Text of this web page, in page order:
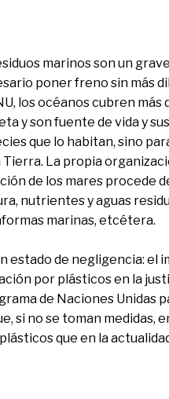
marinos son un
poner freno sin más
los océanos cubren más
y son fuente de vida y
que lo habitan, sino
Tierra. La propia
de los mares procede
nutrientes y aguas
marinas, etcétera.
estado de negligencia: el
por plásticos en la
de Naciones Unidas
si no se toman medidas,
que en la